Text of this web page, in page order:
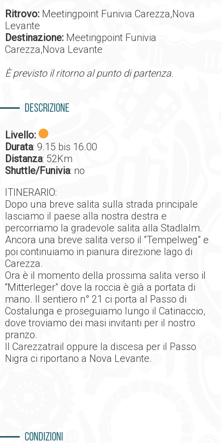
Ritrovo: Meetingpoint Funivia Carezza,Nova
Levante
Destinazione: Meetingpoint Funivia
Carezza,Nova Levante
È previsto il ritorno al punto di partenza.
Descrizione
Livello:
Durata: 9.15 bis 16.00
Distanza: 52Km
Shuttle/Funivia: no
ITINERARIO:
Dopo una breve salita sulla strada principale
lasciamo il paese alla nostra destra e
percorriamo la gradevole salita alla Stadlalm.
Ancora una breve salita verso il “Tempelweg” e
poi continuiamo in pianura direzione lago di
Carezza.
Ora è il momento della prossima salita verso il
“Mitterleger” dove la roccia è già a portata di
mano. Il sentiero n° 21 ci porta al Passo di
Costalunga e proseguiamo lungo il Catinaccio,
dove troviamo dei masi invitanti per il nostro
pranzo.
Il Carezzatrail oppure la discesa per il Passo
Nigra ci riportano a Nova Levante.
Condizioni